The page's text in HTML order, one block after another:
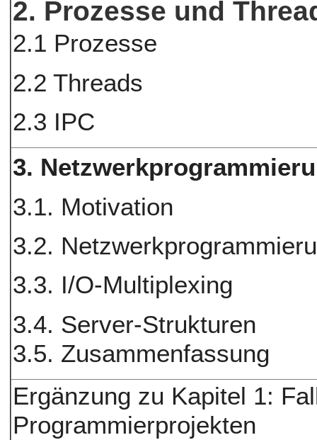
2. Prozesse und
2.1 Prozesse
2.2 Threads
2.3 IPC
3.
3.1. Motivation
3.2.
3.3. I/O-Multiplexing
3.4. Server-Strukturen
3.5. Zusammenfassung
Ergänzung zu Kapitel 1:
Programmierprojekten